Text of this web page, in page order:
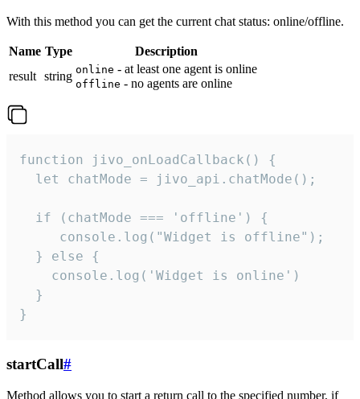
With this method you can get the current chat status: online/offline.
Name Type
Description
result string online - at least one agent is online
offline - no agents are online
function jivo_onLoadCallback() {
  let chatMode = jivo_api.chatMode();
  if (chatMode === 'offline') {
     console.log("Widget is offline");
  } else {
    console.log('Widget is online')
  }
}
startCall#
Method allows you to start a return call to the specified number, if